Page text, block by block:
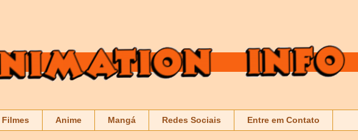
Filmes Anime Mangá Redes Sociais Entre em Contato